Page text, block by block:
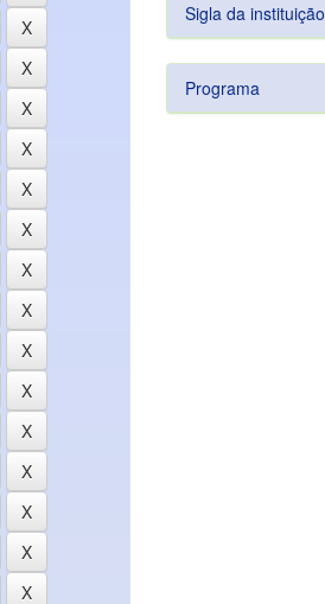
Sigla da instituição
Programa